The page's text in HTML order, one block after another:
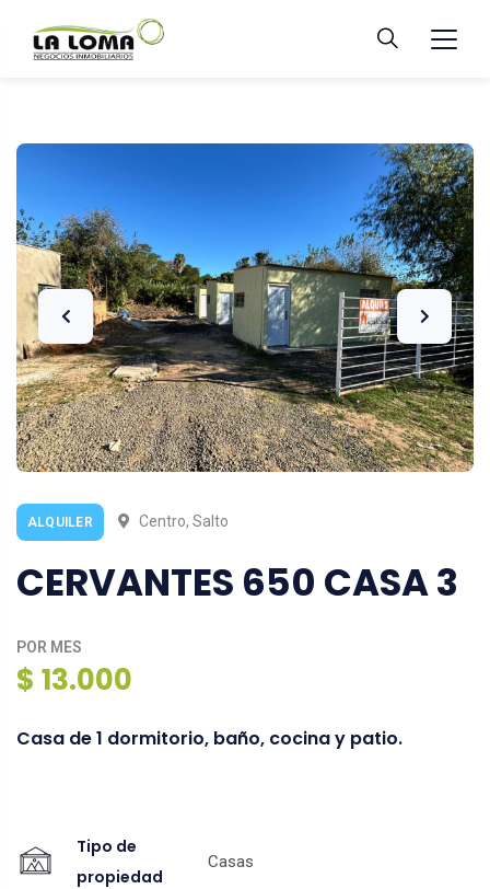
ALQUILER Centro, Salto
CERVANTES 650 CASA 3
POR MES
$ 13.000
Casa de 1 dormitorio, baño, cocina y patio.
Tipo de
propiedad
Casas